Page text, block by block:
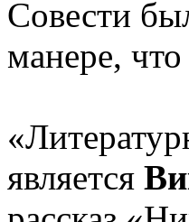
Совести
манере,
является